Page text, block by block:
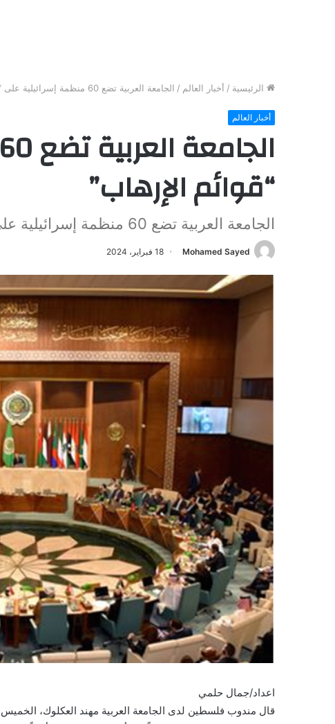
الرئيسية / أخبار العالم / الجامعة العربية تضع 60 منظمة إسرائيلية على “قوائم الإرهاب”
أخبار العالم
“قوائم الإرهاب”
الجامعة العربية تضع 60 منظمة إسرائيلية على "قوائم الإرهاب"
Mohamed Sayed 18 فبراير، 2024
اعداد/جمال حلمي